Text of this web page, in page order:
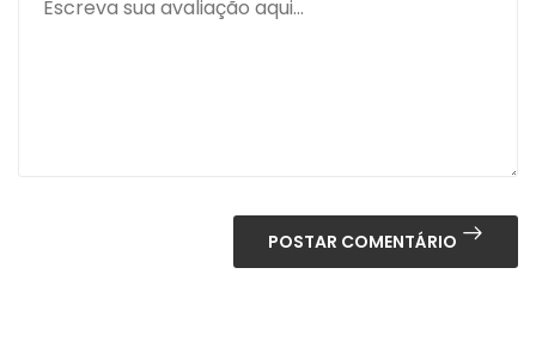
POSTAR COMENTÁRIO